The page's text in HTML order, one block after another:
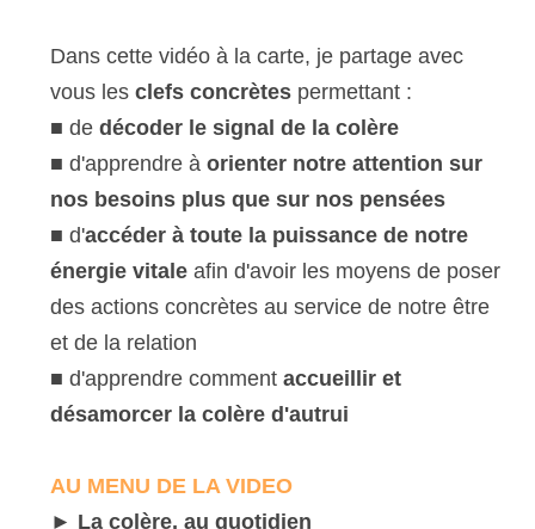
Dans cette vidéo à la carte, je partage avec
vous les clefs concrètes permettant :
■ de décoder le signal de la colère
■ d'apprendre à orienter notre attention sur
nos besoins plus que sur nos pensées
■ d'accéder à toute la puissance de notre
énergie vitale afin d'avoir les moyens de poser
des actions concrètes au service de notre être
et de la relation
■ d'apprendre comment accueillir et
désamorcer la colère d'autrui
AU MENU DE LA VIDEO
► La colère, au quotidien